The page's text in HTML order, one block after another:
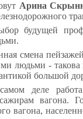
Арина
будущей
смена
людьми - такова
большой
деле работа
вагона.
вагона,